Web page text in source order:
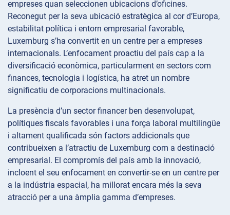
empreses quan seleccionen ubicacions d’oficines.
Reconegut per la seva ubicació estratègica al cor d’Europa,
estabilitat política i entorn empresarial favorable,
Luxemburg s’ha convertit en un centre per a empreses
internacionals. L’enfocament proactiu del país cap a la
diversificació econòmica, particularment en sectors com
finances, tecnologia i logística, ha atret un nombre
significatiu de corporacions multinacionals.
La presència d’un sector financer ben desenvolupat,
polítiques fiscals favorables i una força laboral multilingüe
i altament qualificada són factors addicionals que
contribueixen a l’atractiu de Luxemburg com a destinació
empresarial. El compromís del país amb la innovació,
incloent el seu enfocament en convertir-se en un centre per
a la indústria espacial, ha millorat encara més la seva
atracció per a una àmplia gamma d’empreses.